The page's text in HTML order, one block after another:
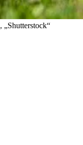
„Shutterstock“